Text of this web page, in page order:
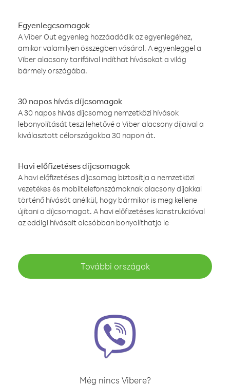
Egyenlegcsomagok
A Viber Out egyenleg hozzáadódik az egyenlegéhez,
amikor valamilyen összegben vásárol. A egyenleggel a
Viber alacsony tarifáival indíthat hívásokat a világ
bármely országába.
30 napos hívás díjcsomagok
A 30 napos hívás díjcsomag nemzetközi hívások
lebonyolítását teszi lehetővé a Viber alacsony díjaival a
kiválasztott célországokba 30 napon át.
Havi előfizetéses díjcsomagok
A havi előfizetéses díjcsomag biztosítja a nemzetközi
vezetékes és mobiltelefonszámoknak alacsony díjakkal
történő hívását anélkül, hogy bármikor is meg kellene
újítani a díjcsomagot. A havi előfizetéses konstrukcióval
az eddigi hívásait olcsóbban bonyolíthatja le
További országok
Még nincs Vibere?